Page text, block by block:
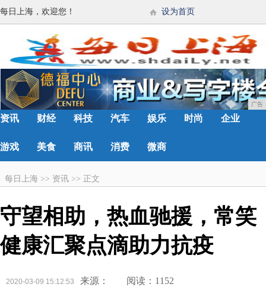
每日上海，欢迎您！ 设为首页
广告
资讯 财经 科技 汽车 娱乐 时尚 企业
游戏 美食 商讯 消费 微商
每日上海 >> 资讯 >> 正文
守望相助，热血驰援，常笑
健康汇聚点滴助力抗疫
2020-03-09 15:12:53 来源： 阅读：1152